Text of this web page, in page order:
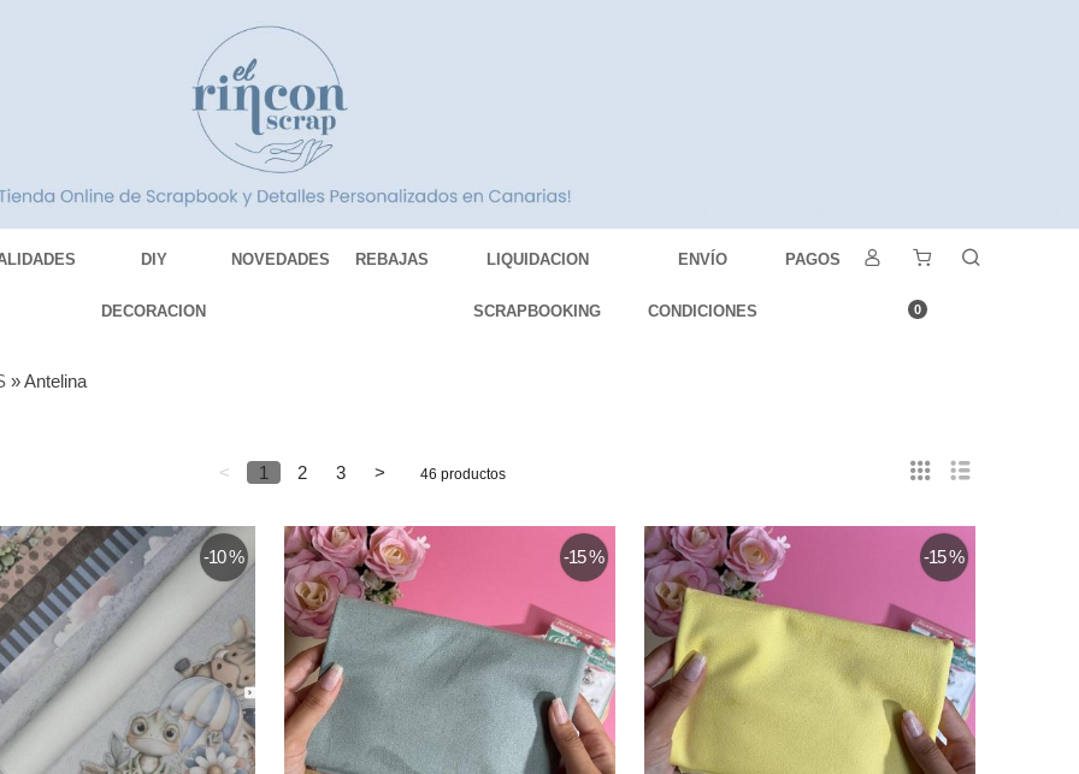
DIY
DECORACION
NOVEDADES REBAJAS LIQUIDACION
SCRAPBOOKING
ENVÍO
CONDICIONES
PAGOS
0
»Antelina
< 1 2 3 > 46 productos
-10 % -15 % -15 %